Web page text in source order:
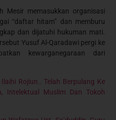
Mesir memasukkan organisasi
“daftar hitam” dan memburu
dan dijatuhi hukuman mati.
Yusuf Al-Qaradawi pergi ke
kewarganegaraan dari
Rojiun.. Telah Berpulang Ke
Intelektual Muslim Dan Tokoh